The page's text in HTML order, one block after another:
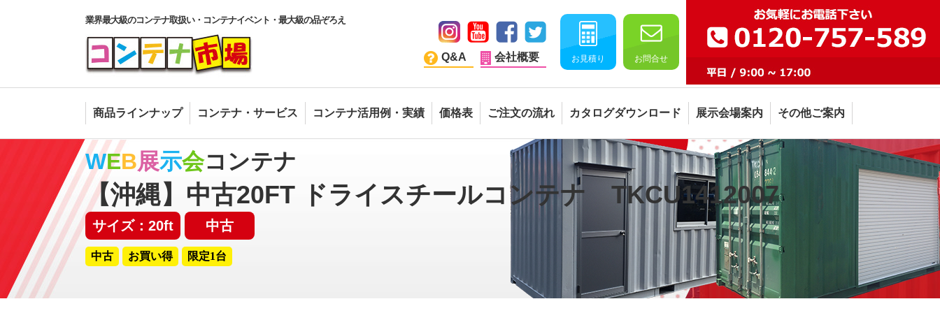
業界最大級のコンテナ取扱い・コンテナイベント・最大級の品ぞろえ
Q&A 会社概要 お見積り お問合せ
商品ラインナップ コンテナ・サービス コンテナ活用例・実績 価格表 ご注文の流れ カタログダウンロード 展示会場案内 その他ご案内
WEB展示会コンテナ
【沖縄】中古20FT ドライスチールコンテナ TKCU1412007
サイズ：20ft 中古
中古 お買い得 限定1台